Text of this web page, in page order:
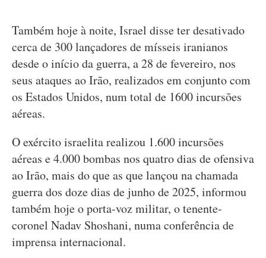
Também hoje à noite, Israel disse ter desativado
cerca de 300 lançadores de mísseis iranianos
desde o início da guerra, a 28 de fevereiro, nos
seus ataques ao Irão, realizados em conjunto com
os Estados Unidos, num total de 1600 incursões
aéreas.
O exército israelita realizou 1.600 incursões
aéreas e 4.000 bombas nos quatro dias de ofensiva
ao Irão, mais do que as que lançou na chamada
guerra dos doze dias de junho de 2025, informou
também hoje o porta-voz militar, o tenente-
coronel Nadav Shoshani, numa conferência de
imprensa internacional.